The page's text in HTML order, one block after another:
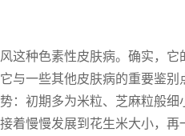
这种色素性皮肤病。确实，
与一些其他皮肤病的重要鉴别
：初期多为米粒、芝麻粒般
着慢慢发展到花生米大小，